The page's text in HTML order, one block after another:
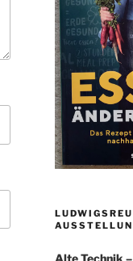
Alte Technik